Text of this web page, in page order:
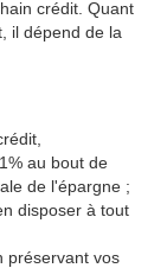
crédit. Quant
il dépend de la
1% au bout de
de l'épargne ;
disposer à tout
préservant vos